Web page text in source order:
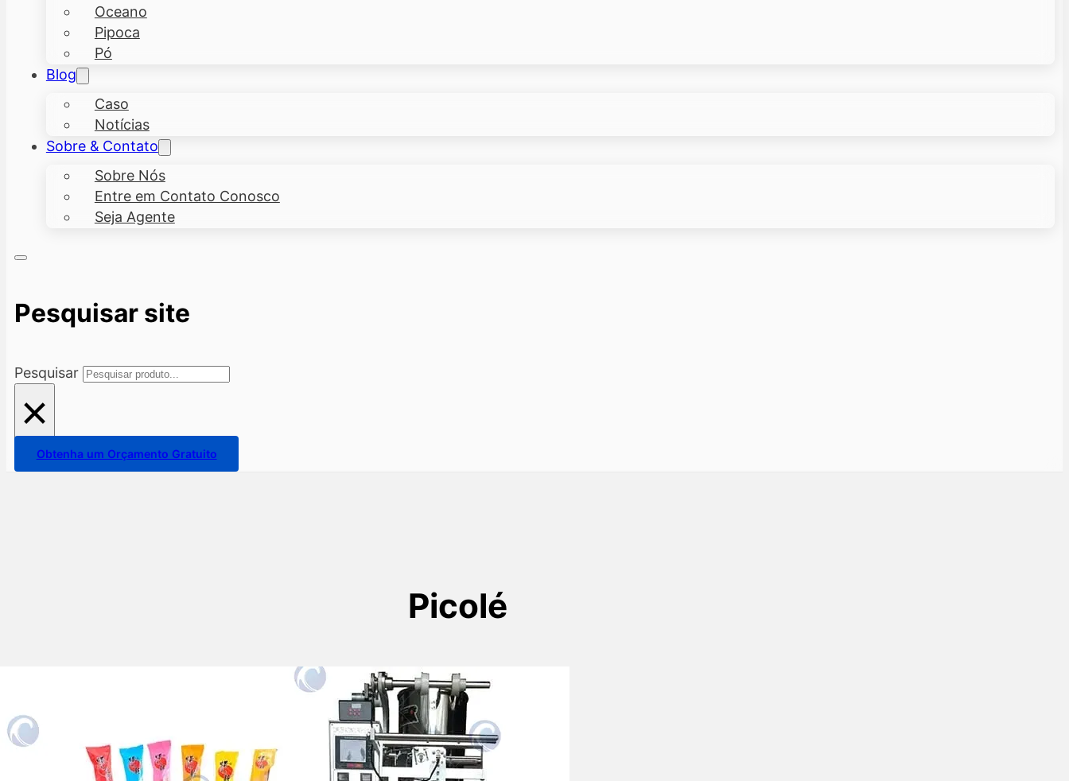
Oceano
Pipoca
Pó
Blog
Caso
Notícias
Sobre & Contato
Sobre Nós
Entre em Contato Conosco
Seja Agente
Pesquisar site
Pesquisar
×
Obtenha um Orçamento Gratuito
Picolé
Máquina Automática de
Embalagem de Pirulitos de